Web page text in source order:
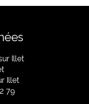
Illet
Illet
79